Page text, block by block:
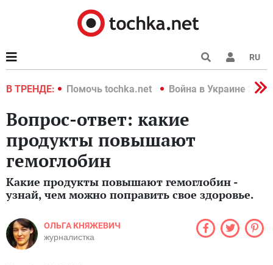
RU
В ТРЕНДЕ:
2022 Помочь tochka.net Война в Украине 2022
Вопрос-ответ: какие
продукты повышают
гемоглобин
Какие продукты повышают гемоглобин -
узнай, чем можно поправить свое здоровье.
ОЛЬГА КНЯЖЕВИЧ
журналистка